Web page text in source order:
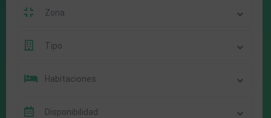
Zona
Tipo
Habitaciones
Disponibilidad